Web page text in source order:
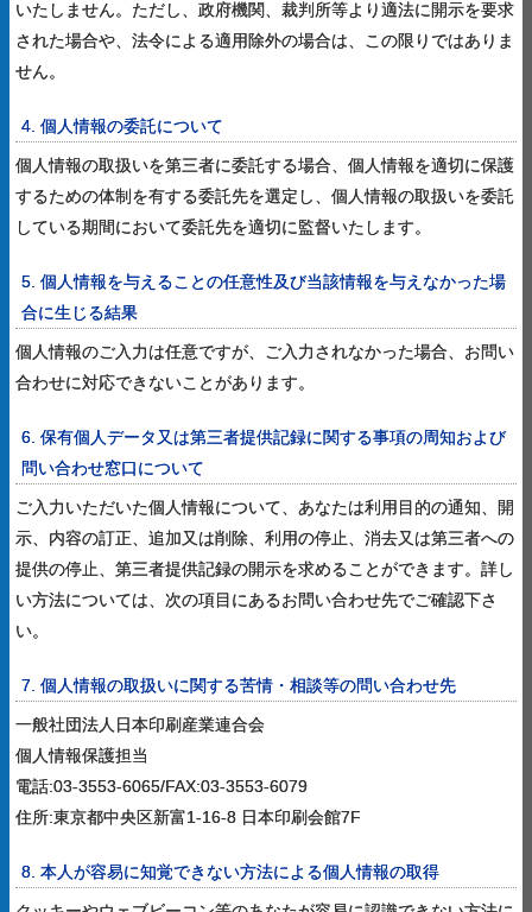
いたしません。ただし、政府機関、裁判所等より適法に開示を要求
された場合や、法令による適用除外の場合は、この限りではありま
せん。
4. 個人情報の委託について
個人情報の取扱いを第三者に委託する場合、個人情報を適切に保護
するための体制を有する委託先を選定し、個人情報の取扱いを委託
している期間において委託先を適切に監督いたします。
5. 個人情報を与えることの任意性及び当該情報を与えなかった場
合に生じる結果
個人情報のご入力は任意ですが、ご入力されなかった場合、お問い
合わせに対応できないことがあります。
6. 保有個人データ又は第三者提供記録に関する事項の周知および
問い合わせ窓口について
ご入力いただいた個人情報について、あなたは利用目的の通知、開
示、内容の訂正、追加又は削除、利用の停止、消去又は第三者への
提供の停止、第三者提供記録の開示を求めることができます。詳し
い方法については、次の項目にあるお問い合わせ先でご確認下さ
い。
7. 個人情報の取扱いに関する苦情・相談等の問い合わせ先
一般社団法人日本印刷産業連合会
個人情報保護担当
電話:03-3553-6065/FAX:03-3553-6079
住所:東京都中央区新富1-16-8 日本印刷会館7F
8. 本人が容易に知覚できない方法による個人情報の取得